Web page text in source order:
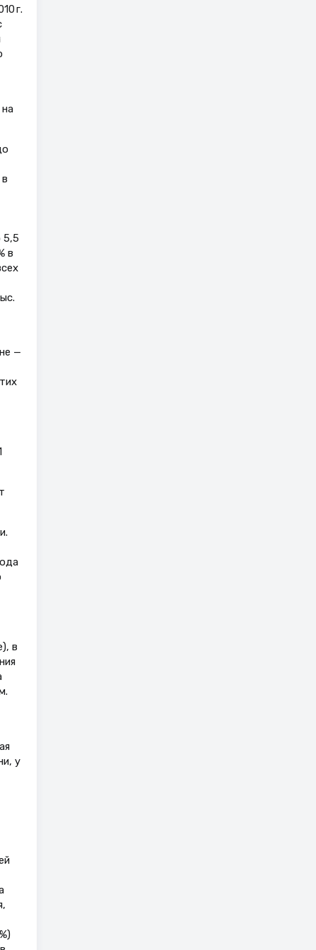
г.
5,5
в
—
в
у